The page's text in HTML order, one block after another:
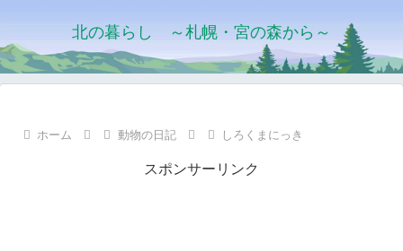
北の暮らし ～札幌・宮の森から～
ホーム 動物の日記 しろくまにっき
スポンサーリンク